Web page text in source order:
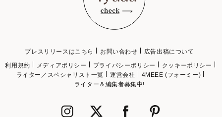
プレスリリースはこちら お問い合わせ
広告出稿について
利用規約
メディアポリシー プライバシーポリシー
クッキーポリシー
ライター／スペシャリスト一覧
運営会社
4MEEE (フォーミー)
ライター＆編集者募集中!